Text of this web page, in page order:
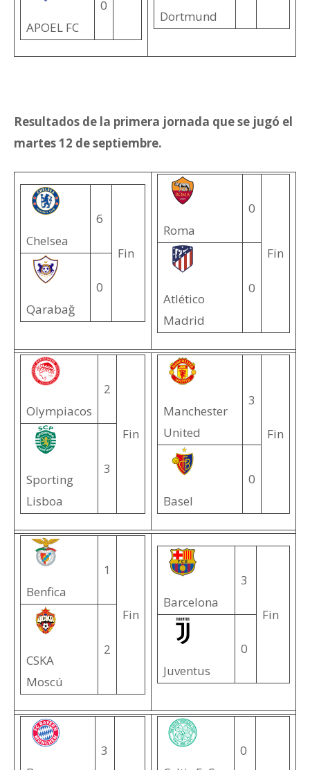
APOEL FC
0
Dortmund
Resultados de la primera jornada que se jugó el
martes 12 de septiembre.
Chelsea
6
Fin
Qarabağ
0
Roma
0
Fin
Atlético
Madrid
0
Olympiacos
2
Fin
Sporting
Lisboa
3
Manchester
United
3
Fin
Basel
0
Benfica
1
Fin
CSKA
Moscú
2
Barcelona
3
Fin
Juventus
0
3 0